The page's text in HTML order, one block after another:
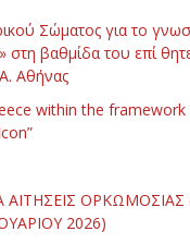
Σώματος για το
στη βαθμίδα του επί
Αθήνας
within the
ΟΡΚΩΜΟΣΙΑΣ
2026)